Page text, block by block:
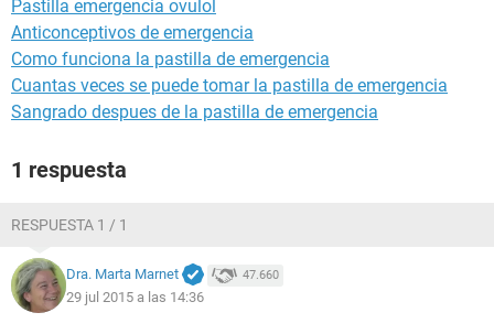
Pastilla emergencia ovulol
Anticonceptivos de emergencia
Como funciona la pastilla de emergencia
Cuantas veces se puede tomar la pastilla de emergencia
Sangrado despues de la pastilla de emergencia
1 respuesta
RESPUESTA 1 / 1
Dra. Marta Marnet 47.660
29 jul 2015 a las 14:36